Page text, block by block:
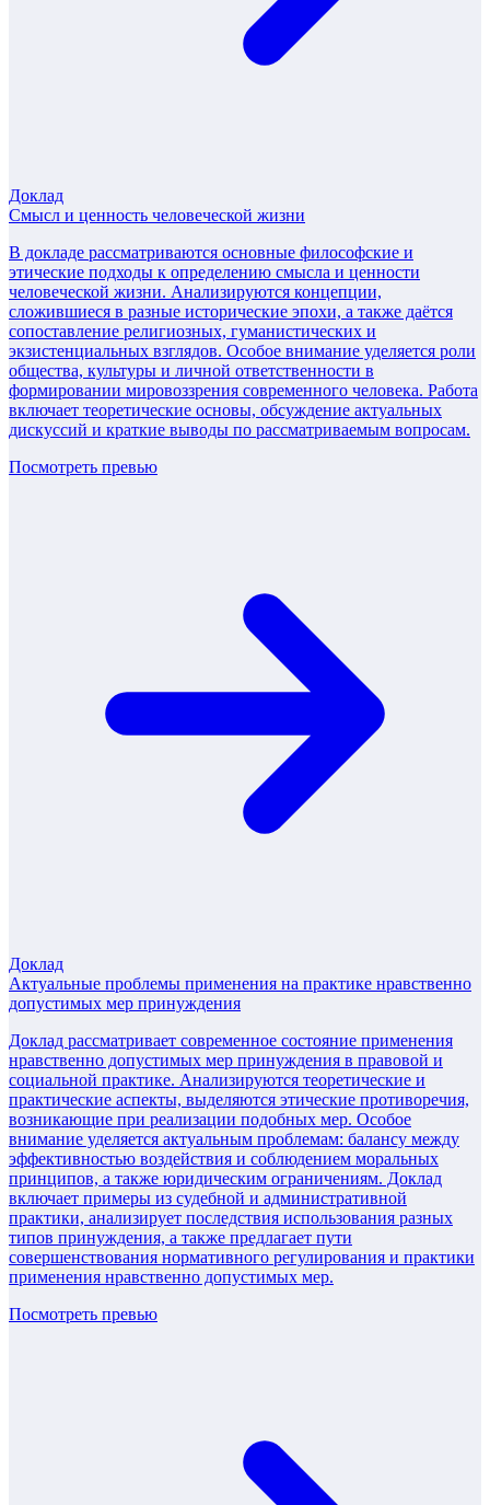
Доклад
Смысл и ценность человеческой жизни
В докладе рассматриваются основные философские и
этические подходы к определению смысла и ценности
человеческой жизни. Анализируются концепции,
сложившиеся в разные исторические эпохи, а также даётся
сопоставление религиозных, гуманистических и
экзистенциальных взглядов. Особое внимание уделяется роли
общества, культуры и личной ответственности в
формировании мировоззрения современного человека. Работа
включает теоретические основы, обсуждение актуальных
дискуссий и краткие выводы по рассматриваемым вопросам.
Посмотреть превью
Доклад
Актуальные проблемы применения на практике нравственно
допустимых мер принуждения
Доклад рассматривает современное состояние применения
нравственно допустимых мер принуждения в правовой и
социальной практике. Анализируются теоретические и
практические аспекты, выделяются этические противоречия,
возникающие при реализации подобных мер. Особое
внимание уделяется актуальным проблемам: балансу между
эффективностью воздействия и соблюдением моральных
принципов, а также юридическим ограничениям. Доклад
включает примеры из судебной и административной
практики, анализирует последствия использования разных
типов принуждения, а также предлагает пути
совершенствования нормативного регулирования и практики
применения нравственно допустимых мер.
Посмотреть превью